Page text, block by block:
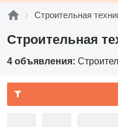
Строительная
Строительная
4 объявления: